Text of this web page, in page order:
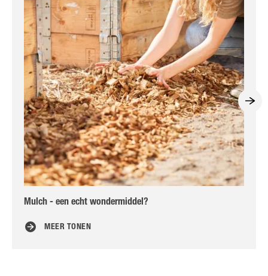
Mulch - een echt wondermiddel?
MEER TONEN